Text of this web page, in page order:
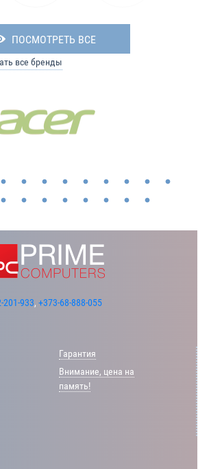
ПОСМОТРЕТЬ ВСЕ
все бренды
201-933, +373-68-888-055
Гарантия
Внимание, цена на
память!